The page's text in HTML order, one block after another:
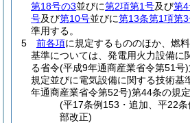
第18号の3並びに第2項第1号及び第
号及び第10号並びに第13条第1項第
準用する。
5
前各項に規定するもののほか、燃
基準については、発電用火力設備に
る省令(平成9年通商産業省令第51号)
規定並びに電気設備に関する技術基
年通商産業省令第52号)第44条の規
(平17条例153・追加、平22
部改正)